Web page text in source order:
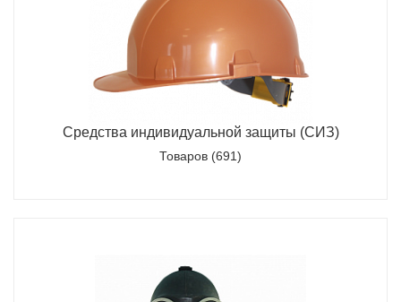
Средства индивидуальной защиты (СИЗ)
Товаров (691)